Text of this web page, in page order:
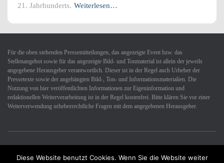
21. Jahrhunderts. Weiterlesen…
Für die oben stehenden Pressemitteilungen, das angezeigte Event bzw. das
Stellenangebot sowie für das angezeigte Bild- und Tonmaterial ist allein der jeweils
angegebene Herausgeber verantwortlich. Dieser ist in der Regel auch Urheber der
Pressetexte sowie der angehängten Bild-, Ton- und Informationsmaterialien. Die
Nutzung von hier veröffentlichten Informationen zur Eigeninformation und
redaktionellen Weiterverarbeitung ist in der Regel kostenfrei. Bitte klären Sie vor einer
Weiterverwendung urheberrechtliche Fragen mit dem angegebenen Herausgeber.
Datenschutzerklärung Impressum Kontakt
Diese Website benutzt Cookies. Wenn Sie die Website weiter